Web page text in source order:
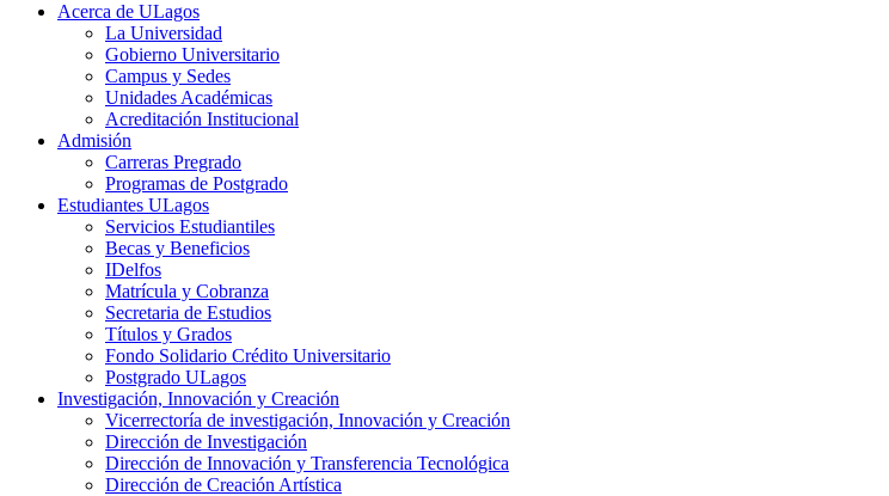
Acerca de ULagos
La Universidad
Gobierno Universitario
Campus y Sedes
Unidades Académicas
Acreditación Institucional
Admisión
Carreras Pregrado
Programas de Postgrado
Estudiantes ULagos
Servicios Estudiantiles
Becas y Beneficios
IDelfos
Matrícula y Cobranza
Secretaria de Estudios
Títulos y Grados
Fondo Solidario Crédito Universitario
Postgrado ULagos
Investigación, Innovación y Creación
Vicerrectoría de investigación, Innovación y Creación
Dirección de Investigación
Dirección de Innovación y Transferencia Tecnológica
Dirección de Creación Artística